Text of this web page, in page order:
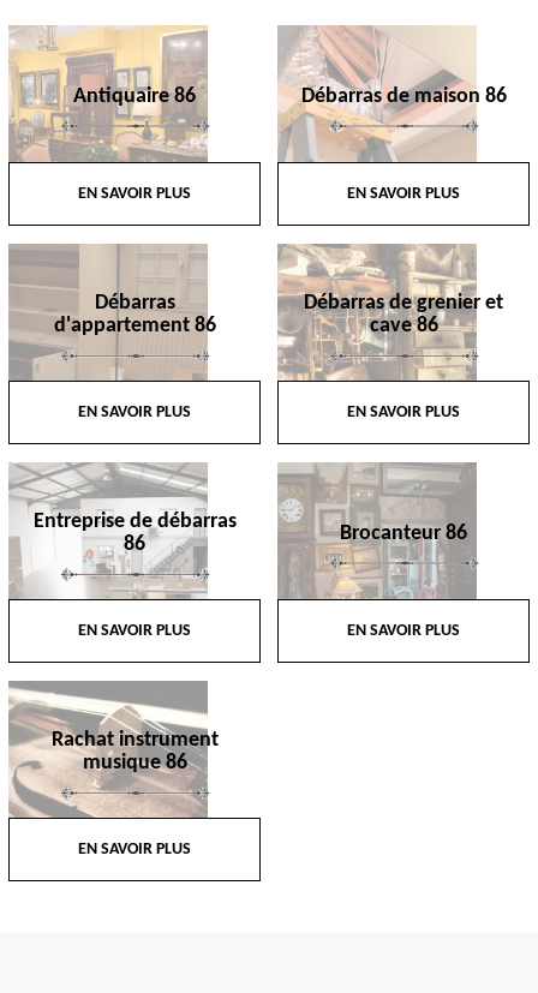
Antiquaire 86
EN SAVOIR PLUS
Débarras de maison 86
EN SAVOIR PLUS
Débarras
d'appartement 86
EN SAVOIR PLUS
Débarras de grenier et
cave 86
EN SAVOIR PLUS
Entreprise de débarras
86
EN SAVOIR PLUS
Brocanteur 86
EN SAVOIR PLUS
Rachat instrument
musique 86
EN SAVOIR PLUS